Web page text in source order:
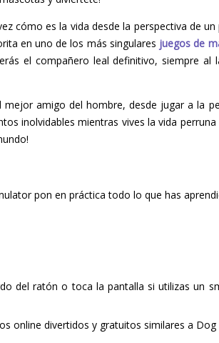
cómo es la vida desde la perspectiva de
en uno de los más singulares juegos de
el compañero leal definitivo, siempre
mejor amigo del hombre, desde jugar a la
inolvidables mientras vives la vida
pon en práctica todo lo que has
del ratón o toca la pantalla si utilizas un
online divertidos y gratuitos similares a